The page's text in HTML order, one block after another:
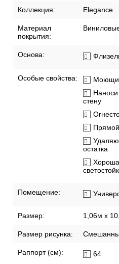
Коллекция: Elegance
Материал
покрытия:
Основа:
Особые свойства:
стену
остатка
Помещение:
Размер: 1,06м х
Размер рисунка:
Раппорт (см): 64